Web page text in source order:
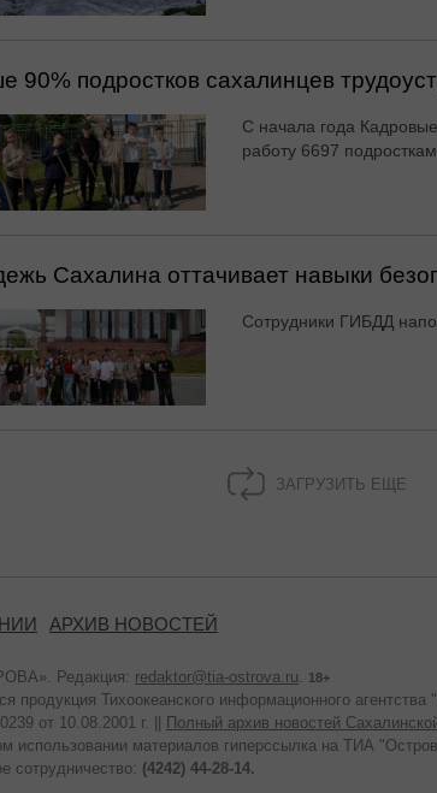
90% подростков сахалинцев
С начала года
работу 6697 подросткам
Сахалина оттачивает навыки
Сотрудники ГИБДД
ЗАГРУЗИТЬ ЕЩЕ
АРХИВ НОВОСТЕЙ
Редакция: redaktor@tia-ostrova.ru. 18+
продукция Тихоокеанского информационного агентства
от 10.08.2001 г. ||
Полный архив новостей
использовании материалов гиперссылка на ТИА
сотрудничество: (4242) 44-28-14.